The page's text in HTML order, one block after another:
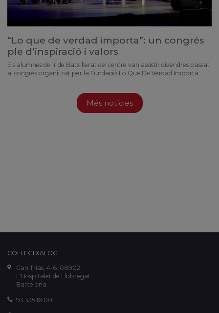
“Lo que de verdad importa”: un congrés
ple d’inspiració i valors
Els alumnes de 1r de Batxillerat del centre van assistir divendres passat
al congrés organitzat per la Fundació Lo Que De Verdad Importa.
Més notícies
COL·LEGI XALOC
Can Trias, 4-6. 08902
L'Hospitalet de Llobregat,
Barcelona
93 335 16 00